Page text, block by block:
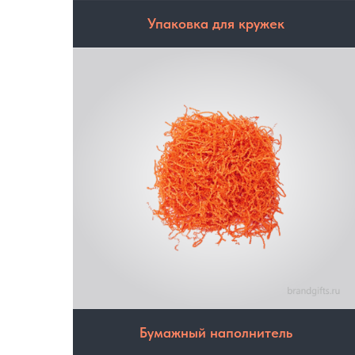
Упаковка для кружек
Бумажный наполнитель